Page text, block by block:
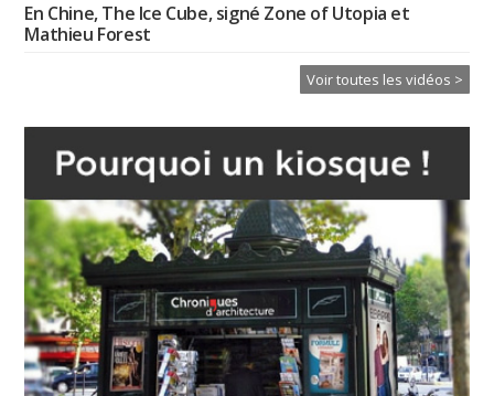
En Chine, The Ice Cube, signé Zone of Utopia et
Mathieu Forest
Voir toutes les vidéos >